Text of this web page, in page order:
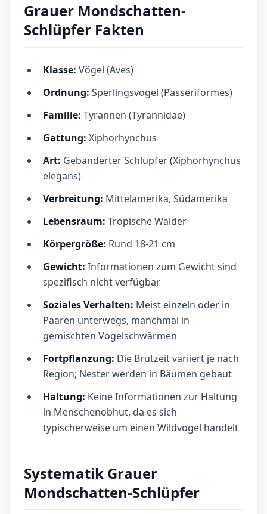
Grauer Mondschatten-
Schlüpfer Fakten
Klasse: Vögel (Aves)
Ordnung: Sperlingsvögel (Passeriformes)
Familie: Tyrannen (Tyrannidae)
Gattung: Xiphorhynchus
Art: Gebänderter Schlüpfer (Xiphorhynchus
elegans)
Verbreitung: Mittelamerika, Südamerika
Lebensraum: Tropische Wälder
Körpergröße: Rund 18-21 cm
Gewicht: Informationen zum Gewicht sind
spezifisch nicht verfügbar
Soziales Verhalten: Meist einzeln oder in
Paaren unterwegs, manchmal in
gemischten Vogelschwärmen
Fortpflanzung: Die Brutzeit variiert je nach
Region; Nester werden in Bäumen gebaut
Haltung: Keine Informationen zur Haltung
in Menschenobhut, da es sich
typischerweise um einen Wildvogel handelt
Systematik Grauer
Mondschatten-Schlüpfer